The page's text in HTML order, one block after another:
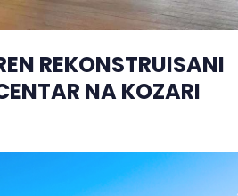
REKONSTRUISANI
NA KOZARI